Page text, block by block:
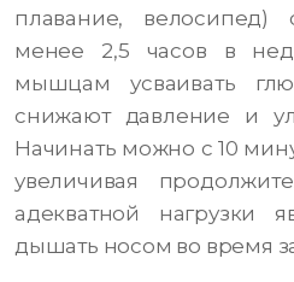
плавание, велосипед)
менее 2,5 часов в
мышцам усваивать
снижают давление и
Начинать можно с 10
увеличивая
адекватной нагрузки
дышать носом во время